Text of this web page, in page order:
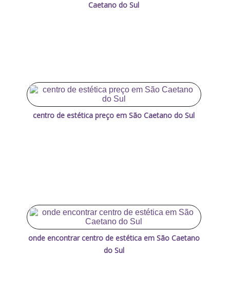
Caetano do Sul
centro de estética preço em São Caetano do Sul
onde encontrar centro de estética em São Caetano
do Sul